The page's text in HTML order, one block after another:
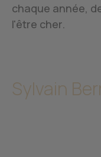
chaque année,
l'être cher.
Sylvain